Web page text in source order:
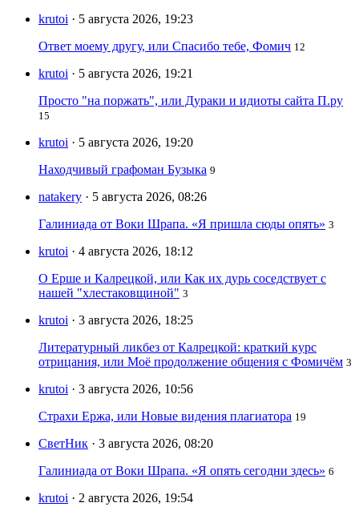
krutoi · 5 августа 2026, 19:23
Ответ моему другу, или Спасибо тебе, Фомич 12
krutoi · 5 августа 2026, 19:21
Просто "на поржать", или Дураки и идиоты сайта П.ру
15
krutoi · 5 августа 2026, 19:20
Находчивый графоман Бузыка 9
natakery · 5 августа 2026, 08:26
Галиниада от Воки Шрапа. «Я пришла сюды опять» 3
krutoi · 4 августа 2026, 18:12
О Ерше и Калрецкой, или Как их дурь соседствует с
нашей "хлестаковщиной" 3
krutoi · 3 августа 2026, 18:25
Литературный ликбез от Калрецкой: краткий курс
отрицания, или Моё продолжение общения с Фомичём 3
krutoi · 3 августа 2026, 10:56
Страхи Ержа, или Новые видения плагиатора 19
СветНик · 3 августа 2026, 08:20
Галиниада от Воки Шрапа. «Я опять сегодни здесь» 6
krutoi · 2 августа 2026, 19:54